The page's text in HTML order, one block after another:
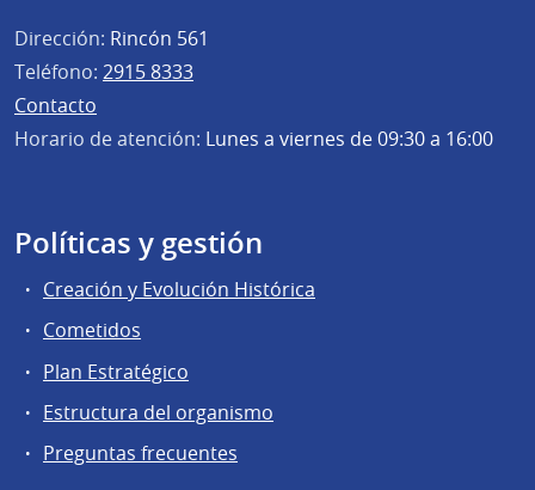
Dirección: Rincón 561
Teléfono: 2915 8333
Contacto
Horario de atención: Lunes a viernes de 09:30 a 16:00
Políticas y gestión
Creación y Evolución Histórica
Cometidos
Plan Estratégico
Estructura del organismo
Preguntas frecuentes